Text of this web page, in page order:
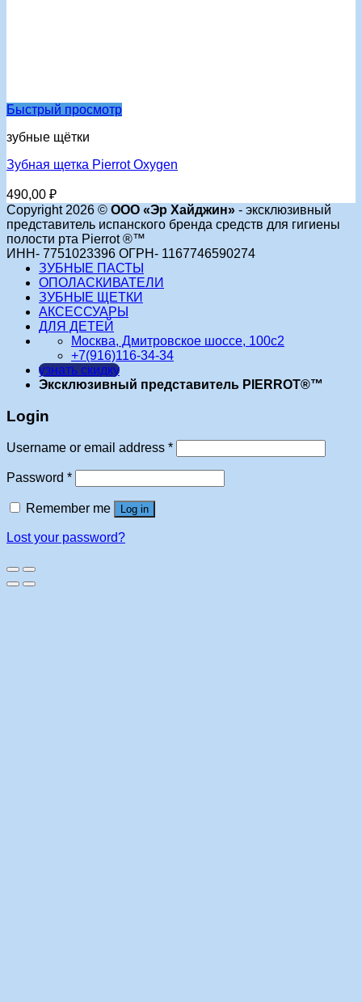
Быстрый просмотр
зубные щётки
Зубная щетка Pierrot Oxygen
490,00 ₽
Copyright 2026 © ООО «Эр Хайджин» - эксклюзивный
представитель испанского бренда средств для гигиены
полости рта Pierrot ®™
ИНН- 7751023396 ОГРН- 1167746590274
ЗУБНЫЕ ПАСТЫ
ОПОЛАСКИВАТЕЛИ
ЗУБНЫЕ ЩЕТКИ
АКСЕССУАРЫ
ДЛЯ ДЕТЕЙ
Москва, Дмитровское шоссе, 100с2
+7(916)116-34-34
узнать скидку
Эксклюзивный представитель PIERROT®™
Login
Username or email address *
Password *
Remember me Log in
Lost your password?